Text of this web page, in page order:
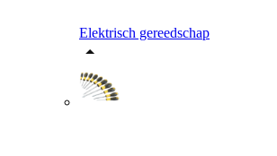
Elektrisch gereedschap